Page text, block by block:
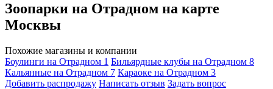
Зоопарки на Отрадном на карте
Москвы
Похожие магазины и компании
Боулинги на Отрадном 1 Бильярдные клубы на Отрадном 8
Кальянные на Отрадном 7 Караоке на Отрадном 3
Добавить раcпродажу Написать отзыв Задать вопрос